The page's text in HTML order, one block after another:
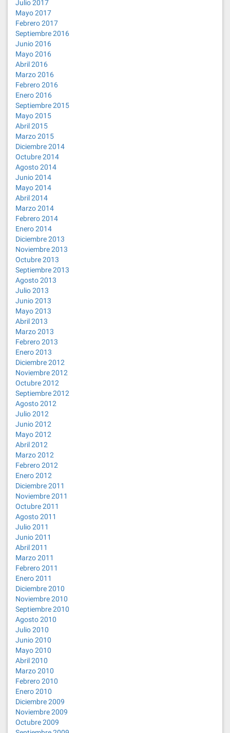
Julio 2017
Mayo 2017
Febrero 2017
Septiembre 2016
Junio 2016
Mayo 2016
Abril 2016
Marzo 2016
Febrero 2016
Enero 2016
Septiembre 2015
Mayo 2015
Abril 2015
Marzo 2015
Diciembre 2014
Octubre 2014
Agosto 2014
Junio 2014
Mayo 2014
Abril 2014
Marzo 2014
Febrero 2014
Enero 2014
Diciembre 2013
Noviembre 2013
Octubre 2013
Septiembre 2013
Agosto 2013
Julio 2013
Junio 2013
Mayo 2013
Abril 2013
Marzo 2013
Febrero 2013
Enero 2013
Diciembre 2012
Noviembre 2012
Octubre 2012
Septiembre 2012
Agosto 2012
Julio 2012
Junio 2012
Mayo 2012
Abril 2012
Marzo 2012
Febrero 2012
Enero 2012
Diciembre 2011
Noviembre 2011
Octubre 2011
Agosto 2011
Julio 2011
Junio 2011
Abril 2011
Marzo 2011
Febrero 2011
Enero 2011
Diciembre 2010
Noviembre 2010
Septiembre 2010
Agosto 2010
Julio 2010
Junio 2010
Mayo 2010
Abril 2010
Marzo 2010
Febrero 2010
Enero 2010
Diciembre 2009
Noviembre 2009
Octubre 2009